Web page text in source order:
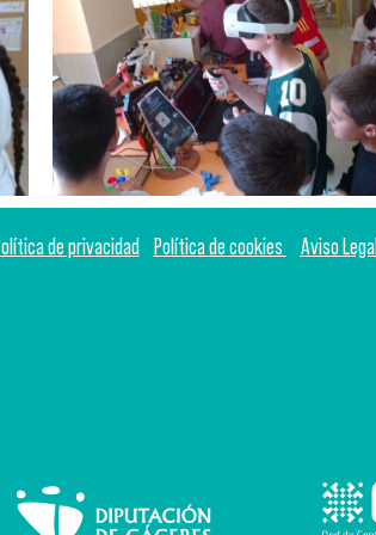
de privacidad Política de cookies Aviso Legal